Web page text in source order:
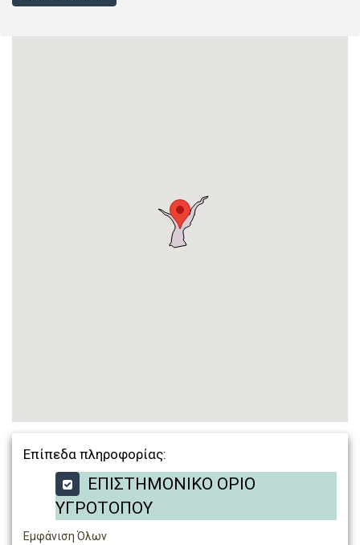
Επίπεδα πληροφορίας:
ΕΠΙΣΤΗΜΟΝΙΚΟ ΟΡΙΟ
ΥΓΡΟΤΟΠΟΥ
Εμφάνιση Όλων